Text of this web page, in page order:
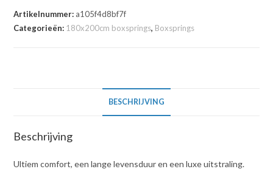
Artikelnummer: a105f4d8bf7f
Categorieën: 180x200cm boxsprings, Boxsprings
BESCHRIJVING
Beschrijving
Ultiem comfort, een lange levensduur en een luxe uitstraling.